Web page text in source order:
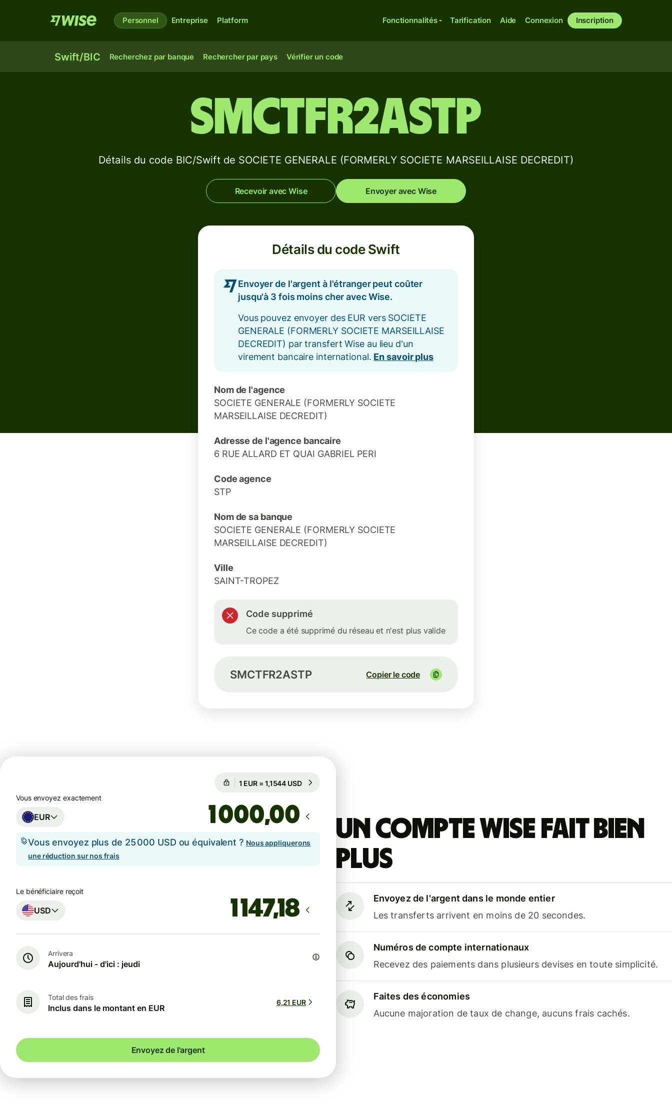
Personnel Entreprise Platform Fonctionnalités Tarification Aide Connexion Inscription
Swift/BIC Recherchez par banque Rechercher par pays Vérifier un code
SMCTFR2ASTP
Détails du code BIC/Swift de SOCIETE GENERALE (FORMERLY SOCIETE MARSEILLAISE DECREDIT)
Recevoir avec Wise Envoyer avec Wise
Détails du code Swift
Envoyer de l'argent à l'étranger peut coûter
jusqu'à 3 fois moins cher avec Wise.
Vous pouvez envoyer des EUR vers SOCIETE
GENERALE (FORMERLY SOCIETE MARSEILLAISE
DECREDIT) par transfert Wise au lieu d'un
virement bancaire international. En savoir plus
Nom de l'agence
SOCIETE GENERALE (FORMERLY SOCIETE
MARSEILLAISE DECREDIT)
Adresse de l'agence bancaire
6 RUE ALLARD ET QUAI GABRIEL PERI
Code agence
STP
Nom de sa banque
SOCIETE GENERALE (FORMERLY SOCIETE
MARSEILLAISE DECREDIT)
Ville
SAINT-TROPEZ
Code supprimé
Ce code a été supprimé du réseau et n'est plus valide
SMCTFR2ASTP Copier le code
Un compte Wise fait bien
plus
Envoyez de l'argent dans le monde entier
Les transferts arrivent en moins de 20 secondes.
Numéros de compte internationaux
Recevez des paiements dans plusieurs devises en toute simplicité.
Faites des économies
Aucune majoration de taux de change, aucuns frais cachés.
Garanti pour 32 h
Vous envoyez exactement
EUR ,00
Vous envoyez plus de 25 000 USD ou équivalent ? Nous appliquerons
une réduction sur nos frais
Le bénéficiaire reçoit
USD
Arrivera
Aujourd'hui - d'ici : jeudi
Total des frais
Inclus dans le montant en EUR
6,21 EUR
Envoyez de l'argent